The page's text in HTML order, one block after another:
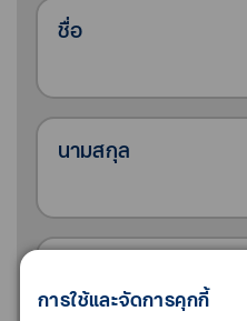
ชื่อ
นามสกุล
การใช้และจัดการคุกกี้